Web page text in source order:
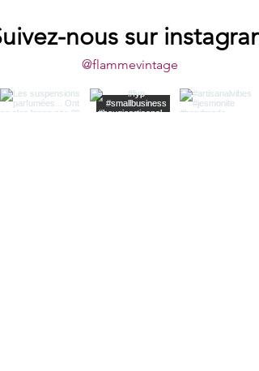
nous sur instagram
@flammevintage